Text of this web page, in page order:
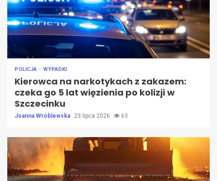
POLICJA WYPADKI
Kierowca na narkotykach z zakazem:
czeka go 5 lat więzienia po kolizji w
Szczecinku
Joanna Wróblewska 23 lipca 2026 63